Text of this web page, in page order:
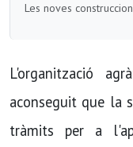
Les noves
L'organització
aconseguit que la
tràmits per a